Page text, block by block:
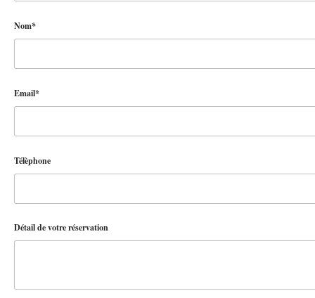
Nom*
Email*
Télèphone
Détail de votre réservation